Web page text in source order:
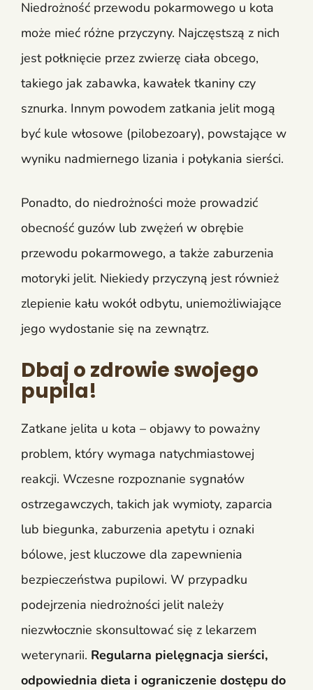
Niedrożność przewodu pokarmowego u kota
może mieć różne przyczyny. Najczęstszą z nich
jest połknięcie przez zwierzę ciała obcego,
takiego jak zabawka, kawałek tkaniny czy
sznurka. Innym powodem zatkania jelit mogą
być kule włosowe (pilobezoary), powstające w
wyniku nadmiernego lizania i połykania sierści.
Ponadto, do niedrożności może prowadzić
obecność guzów lub zwężeń w obrębie
przewodu pokarmowego, a także zaburzenia
motoryki jelit. Niekiedy przyczyną jest również
zlepienie kału wokół odbytu, uniemożliwiające
jego wydostanie się na zewnątrz.
Dbaj o zdrowie swojego
pupila!
Zatkane jelita u kota – objawy to poważny
problem, który wymaga natychmiastowej
reakcji. Wczesne rozpoznanie sygnałów
ostrzegawczych, takich jak wymioty, zaparcia
lub biegunka, zaburzenia apetytu i oznaki
bólowe, jest kluczowe dla zapewnienia
bezpieczeństwa pupilowi. W przypadku
podejrzenia niedrożności jelit należy
niezwłocznie skonsultować się z lekarzem
weterynarii. Regularna pielęgnacja sierści,
odpowiednia dieta i ograniczenie dostępu do